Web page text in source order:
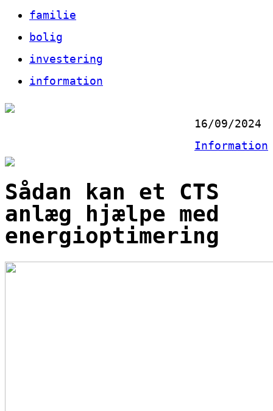
familie
bolig
investering
information
16/09/2024
Information
Sådan kan et CTS
anlæg hjælpe med
energioptimering